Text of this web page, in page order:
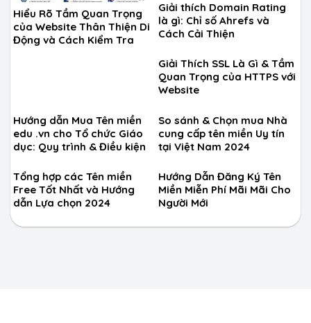
Hiểu Rõ Tầm Quan Trọng
của Website Thân Thiện Di
Động và Cách Kiểm Tra
Giải thích Domain Rating
là gì: Chỉ số Ahrefs và
Cách Cải Thiện
Giải Thích SSL Là Gì & Tầm
Quan Trọng của HTTPS với
Website
Hướng dẫn Mua Tên miền
edu .vn cho Tổ chức Giáo
dục: Quy trình & Điều kiện
So sánh & Chọn mua Nhà
cung cấp tên miền Uy tín
tại Việt Nam 2024
Tổng hợp các Tên miền
Free Tốt Nhất và Hướng
dẫn Lựa chọn 2024
Hướng Dẫn Đăng Ký Tên
Miền Miễn Phí Mãi Mãi Cho
Người Mới